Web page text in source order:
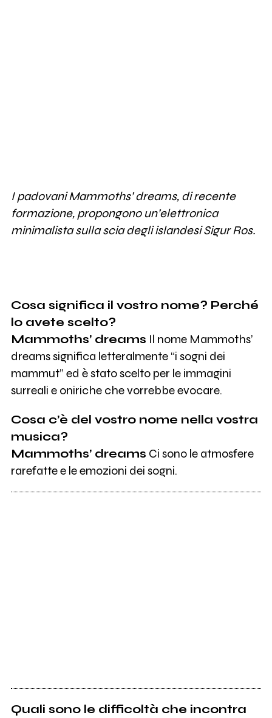
I padovani Mammoths’ dreams, di recente
formazione, propongono un’elettronica
minimalista sulla scia degli islandesi Sigur Ros.
Cosa significa il vostro nome? Perché
lo avete scelto?
Mammoths’ dreams Il nome Mammoths’
dreams significa letteralmente “i sogni dei
mammut” ed è stato scelto per le immagini
surreali e oniriche che vorrebbe evocare.
Cosa c’è del vostro nome nella vostra
musica?
Mammoths’ dreams Ci sono le atmosfere
rarefatte e le emozioni dei sogni.
Quali sono le difficoltà che incontra